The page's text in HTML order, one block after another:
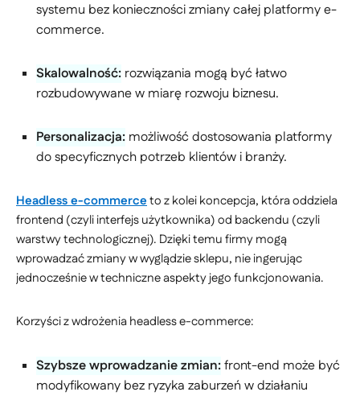
systemu bez konieczności zmiany całej platformy e-
commerce.
Skalowalność: rozwiązania mogą być łatwo
rozbudowywane w miarę rozwoju biznesu.
Personalizacja: możliwość dostosowania platformy
do specyficznych potrzeb klientów i branży.
Headless e-commerceto z kolei koncepcja, która oddziela
frontend (czyli interfejs użytkownika) od backendu (czyli
warstwy technologicznej). Dzięki temu firmy mogą
wprowadzać zmiany w wyglądzie sklepu, nie ingerując
jednocześnie w techniczne aspekty jego funkcjonowania.
Korzyści z wdrożenia headless e-commerce:
Szybsze wprowadzanie zmian:front-end może być
modyfikowany bez ryzyka zaburzeń w działaniu